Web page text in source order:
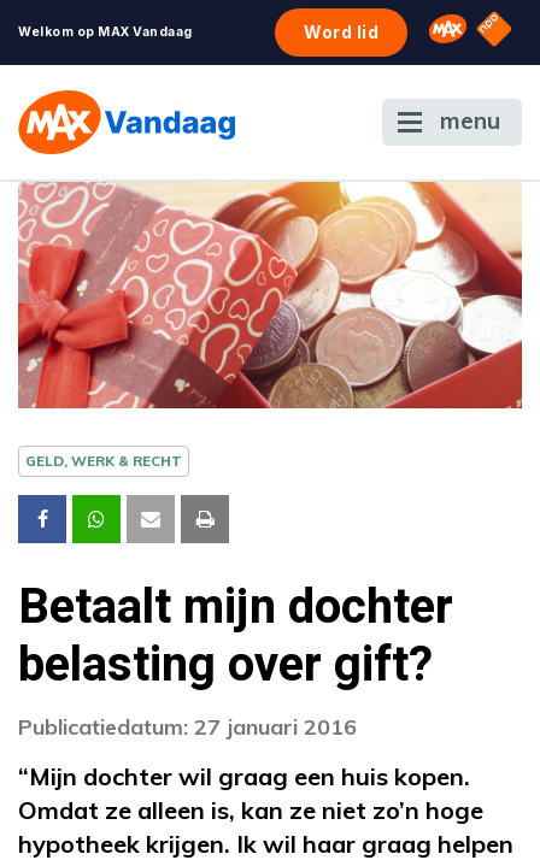
Welkom op MAX Vandaag Word lid Omroep
NPO
menu
GELD, WERK & RECHT
Betaalt mijn dochter
belasting over gift?
Publicatiedatum: 27 januari 2016
“Mijn dochter wil graag een huis kopen.
Omdat ze alleen is, kan ze niet zo’n hoge
hypotheek krijgen. Ik wil haar graag helpen